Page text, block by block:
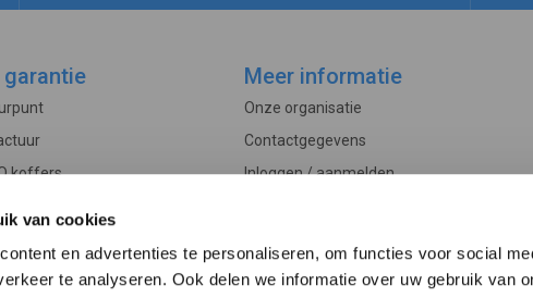
van cookies
en advertenties te personaliseren, om functies voor social
te analyseren. Ook delen we informatie over uw gebruik van
garantie
koffers
Meer informatie
Onze organisatie
Contactgegevens
Inloggen / aanmelden